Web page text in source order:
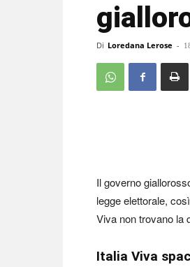
Di Loredana Lerose -
Il governo
legge elettorale,
Viva non trovano la
Italia Viva